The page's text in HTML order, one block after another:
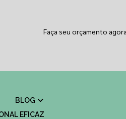
Faça seu orçamento
BLOG
EFICAZ